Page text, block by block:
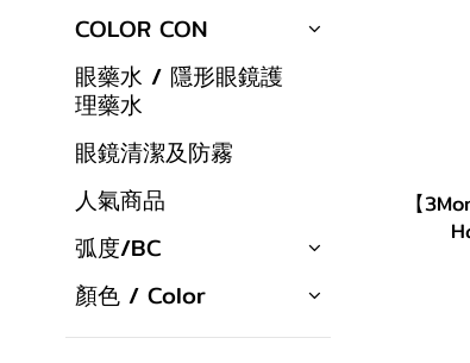
COLOR CON
眼藥水 / 隱形眼鏡護
理藥水
眼鏡清潔及防霧
人氣商品
弧度/BC
顏色 / Color
【